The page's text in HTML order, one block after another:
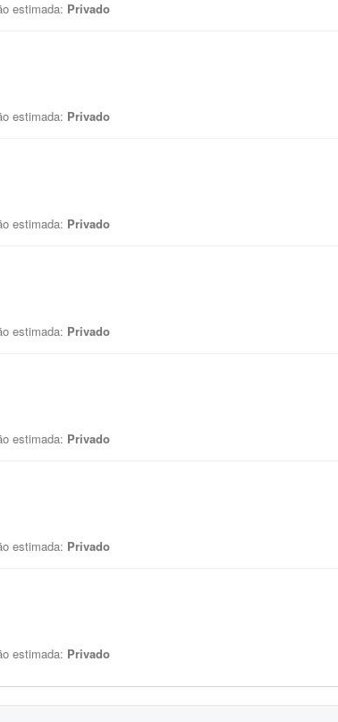
estimada: Privado
estimada: Privado
estimada: Privado
estimada: Privado
estimada: Privado
estimada: Privado
estimada: Privado